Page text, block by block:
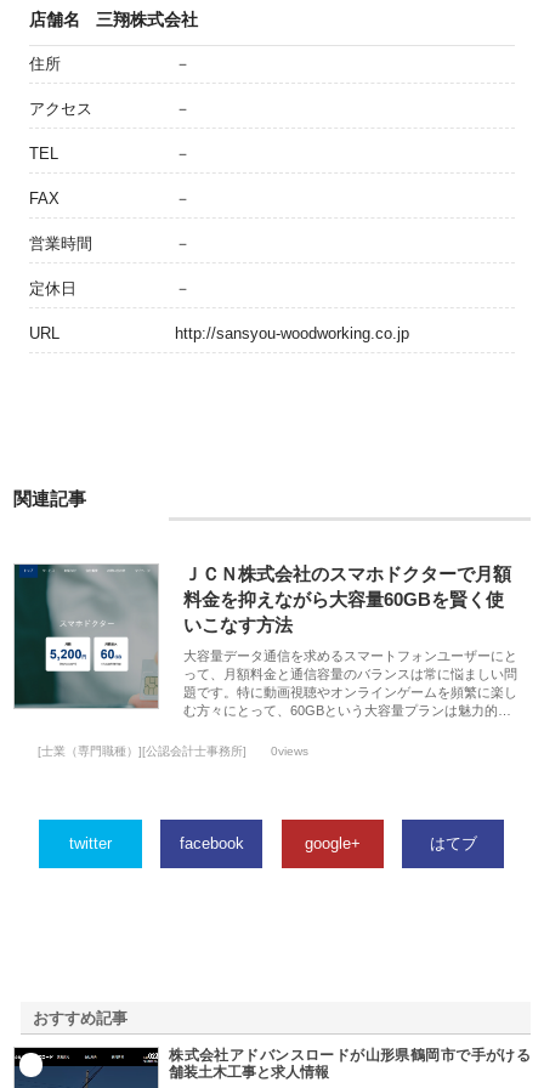
店舗名 三翔株式会社
住所 －
アクセス －
TEL －
FAX －
営業時間 －
定休日 －
URL http://sansyou-woodworking.co.jp
関連記事
ＪＣＮ株式会社のスマホドクターで月額
料金を抑えながら大容量60GBを賢く使
いこなす方法
大容量データ通信を求めるスマートフォンユーザーにと
って、月額料金と通信容量のバランスは常に悩ましい問
題です。特に動画視聴やオンラインゲームを頻繁に楽し
む方々にとって、60GBという大容量プランは魅力的…
[士業（専門職種）][公認会計士事務所] 0views
twitter facebook google+ はてブ
おすすめ記事
株式会社アドバンスロードが山形県鶴岡市で手がける
舗装土木工事と求人情報